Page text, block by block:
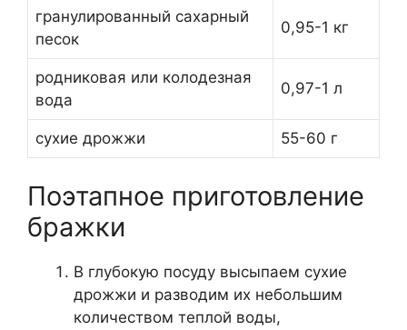
гранулированный сахарный
песок
0,95-1 кг
родниковая или колодезная
вода
0,97-1 л
сухие дрожжи 55-60 г
Поэтапное приготовление
бражки
В глубокую посуду высыпаем сухие
дрожжи и разводим их небольшим
количеством теплой воды,